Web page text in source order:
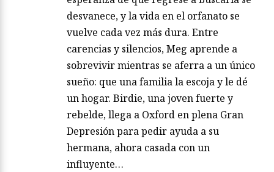
desvanece, y la vida en el orfanato se
vuelve cada vez más dura. Entre
carencias y silencios, Meg aprende a
sobrevivir mientras se aferra a un único
sueño: que una familia la escoja y le dé
un hogar. Birdie, una joven fuerte y
rebelde, llega a Oxford en plena Gran
Depresión para pedir ayuda a su
hermana, ahora casada con un
influyente…